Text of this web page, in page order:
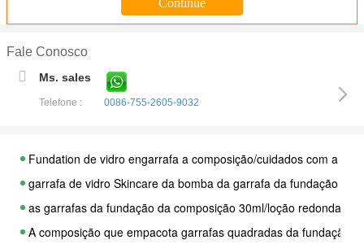
Fale Conosco
Ms. sales
Telefone : 0086-755-2605-9032
composição cosmética de vidro da garrafa do pulverizador da
As garrafas de perfume 40ml de vidro portáteis recicladas
Empacotamento de vidro luxuoso da composição da garrafa
Fundation de vidro engarrafa a composição/cuidados com a
garrafa de vidro Skincare da bomba da garrafa da fundação de
as garrafas da fundação da composição 30ml/loção redonda
A composição que empacota garrafas quadradas da fundação/